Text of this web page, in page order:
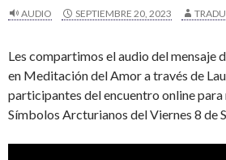
AUDIO SEPTIEMBRE 20, 2023
Les compartimos el audio del mensaje
en Meditación del Amor a través de
participantes del encuentro online
Símbolos Arcturianos del Viernes 8 de